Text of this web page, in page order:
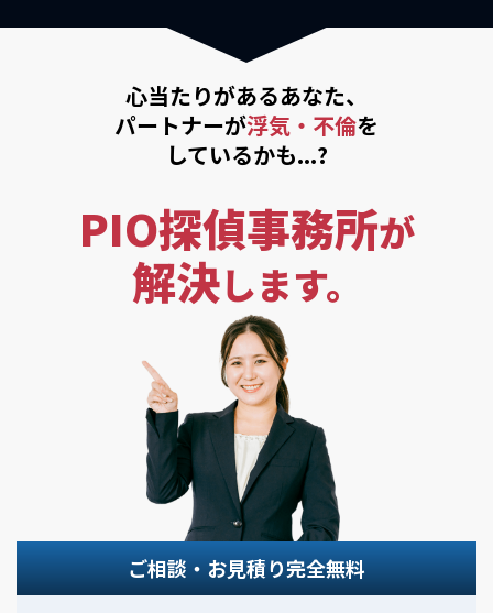
心当たりがあるあなた、
パートナーが浮気・不倫を
しているかも...?
PIO探偵事務所が
解決します。
ご相談・お見積り完全無料